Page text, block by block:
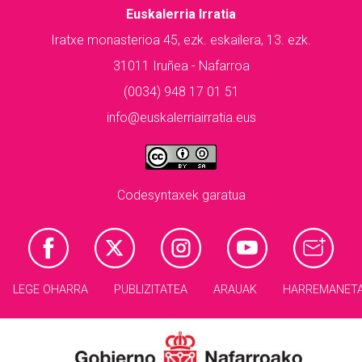
Euskalerria Irratia
Iratxe monasterioa 45, ezk. eskailera, 13. ezk.
31011 Iruñea - Nafarroa
(0034) 948 17 01 51
info@euskalerriairratia.eus
Codesyntaxek garatua
LEGE OHARRA PUBLIZITATEA ARAUAK